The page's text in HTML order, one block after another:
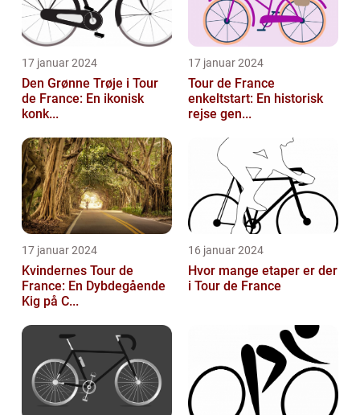
17 januar 2024
Den Grønne Trøje i Tour
de France: En ikonisk
konk...
17 januar 2024
Tour de France
enkeltstart: En historisk
rejse gen...
17 januar 2024
Kvindernes Tour de
France: En Dybdegående
Kig på C...
16 januar 2024
Hvor mange etaper er der
i Tour de France